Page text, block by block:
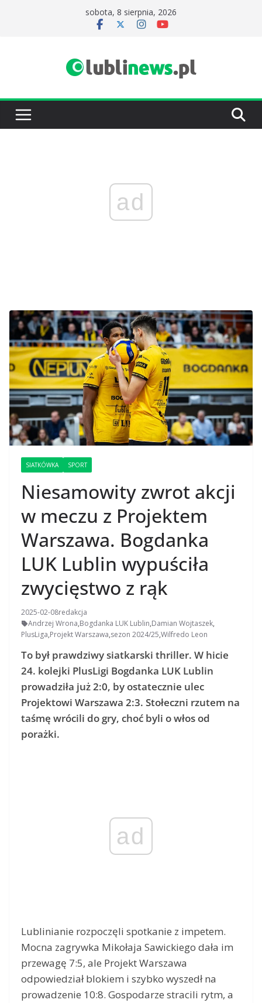
sobota, 8 sierpnia, 2026
ad
SIATKÓWKA SPORT
Niesamowity zwrot akcji
w meczu z Projektem
Warszawa. Bogdanka
LUK Lublin wypuściła
zwycięstwo z rąk
2025-02-08redakcja
Andrzej Wrona,Bogdanka LUK Lublin,Damian Wojtaszek,
PlusLiga,Projekt Warszawa,sezon 2024/25,Wilfredo Leon
To był prawdziwy siatkarski thriller. W hicie
24. kolejki PlusLigi Bogdanka LUK Lublin
prowadziła już 2:0, by ostatecznie ulec
Projektowi Warszawa 2:3. Stołeczni rzutem na
taśmę wrócili do gry, choć byli o włos od
porażki.
ad
Lublinianie rozpoczęli spotkanie z impetem.
Mocna zagrywka Mikołaja Sawickiego dała im
przewagę 7:5, ale Projekt Warszawa
odpowiedział blokiem i szybko wyszedł na
prowadzenie 10:8. Gospodarze stracili rytm, a